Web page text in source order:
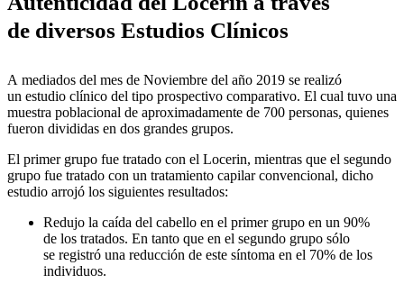
de diversos Estudios Clínicos
A mediados del mes de Noviembre del año 2019 se realizó
un estudio clínico del tipo prospectivo comparativo. El cual tuvo una
muestra poblacional de aproximadamente de 700 personas, quienes
fueron divididas en dos grandes grupos.
El primer grupo fue tratado con el Locerin, mientras que el segundo
grupo fue tratado con un tratamiento capilar convencional, dicho
estudio arrojó los siguientes resultados:
Redujo la caída del cabello en el primer grupo en un 90%
de los tratados. En tanto que en el segundo grupo sólo
se registró una reducción de este síntoma en el 70% de los
individuos.